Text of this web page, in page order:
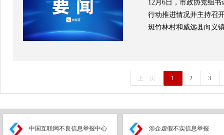
12月6日，市政协党组
行动推进情况并主持召
斑竹林村和威远县向义
上一页 1 2 3
中国互联网不良信息举报中心 涉企虚假不实信息举报